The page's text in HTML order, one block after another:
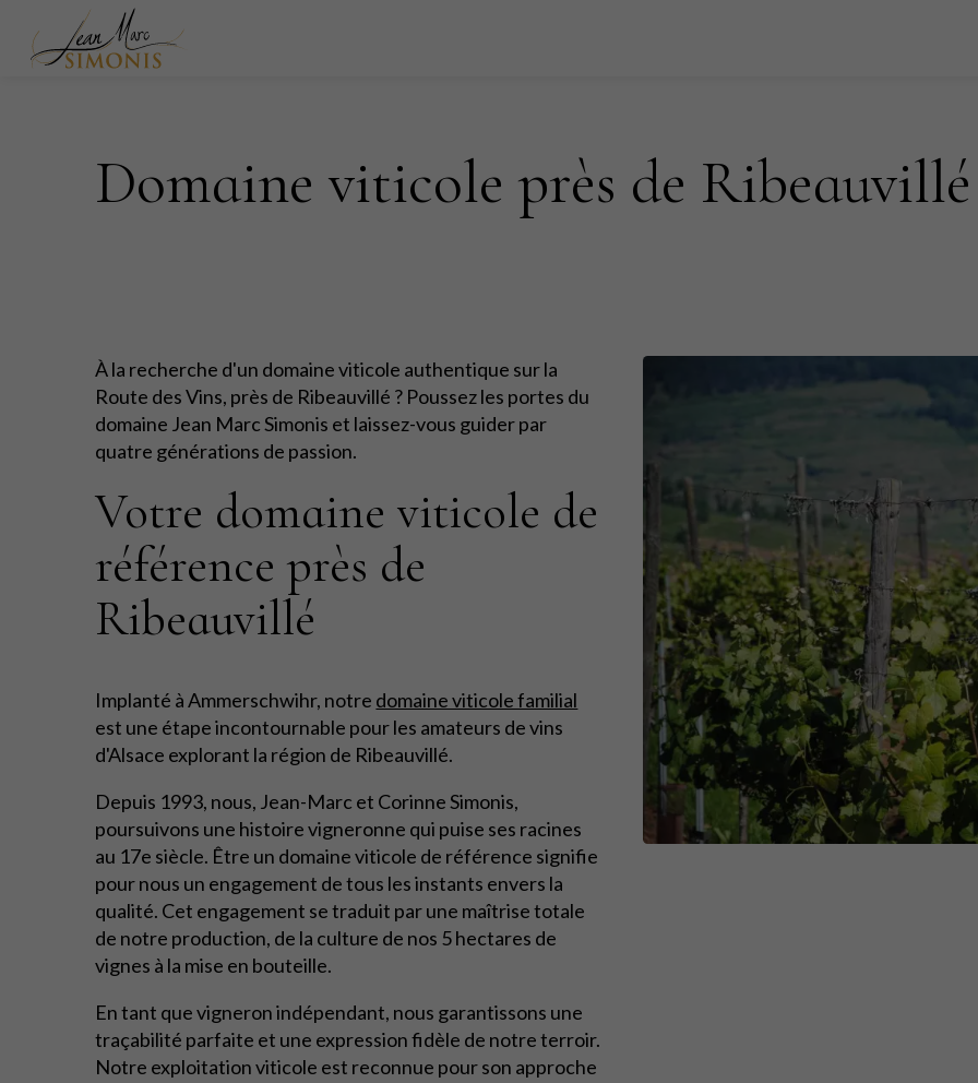
Domaine viticole près de Ribeauvillé
À la recherche d'un domaine viticole authentique sur la
Route des Vins, près de Ribeauvillé ? Poussez les portes du
domaine Jean Marc Simonis et laissez-vous guider par
quatre générations de passion.
Votre domaine viticole de
référence près de
Ribeauvillé
Implanté à Ammerschwihr, notre domaine viticole familial
est une étape incontournable pour les amateurs de vins
d'Alsace explorant la région de Ribeauvillé.
Depuis 1993, nous, Jean-Marc et Corinne Simonis,
poursuivons une histoire vigneronne qui puise ses racines
au 17e siècle. Être un domaine viticole de référence signifie
pour nous un engagement de tous les instants envers la
qualité. Cet engagement se traduit par une maîtrise totale
de notre production, de la culture de nos 5 hectares de
vignes à la mise en bouteille.
En tant que vigneron indépendant, nous garantissons une
traçabilité parfaite et une expression fidèle de notre terroir.
Notre exploitation viticole est reconnue pour son approche